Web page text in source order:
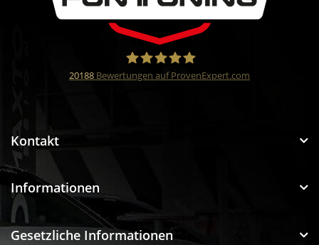
20188 Bewertungen auf ProvenExpert.com
Kontakt
Informationen
Gesetzliche Informationen